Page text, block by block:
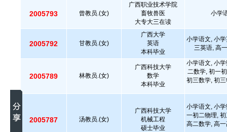
2005793 曾教员.(女)
广西职业技术学院
畜牧兽医
大专大三在读
小学
2005792 甘教员.(女)
广西大学
英语
本科毕业
小学语文, 小
三英语, 高
2005789 林教员.(女)
广西科技大学
数学
本科毕业
小学语文, 小
二数学, 初一
初三数学, 初
2005787 汤教员.(女)
广西科技大学
机械工程
硕士毕业
小学语文, 小
一初二物理,
高二数学, 高